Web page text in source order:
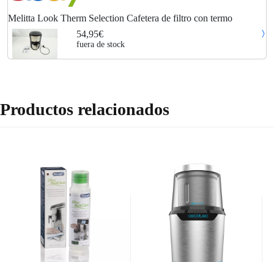
Melitta Look Therm Selection Cafetera de filtro con termo
54,95€
fuera de stock
Productos relacionados